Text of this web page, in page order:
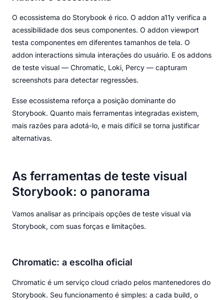
O ecossistema do Storybook é rico. O addon a11y verifica a
acessibilidade dos seus componentes. O addon viewport
testa componentes em diferentes tamanhos de tela. O
addon interactions simula interações do usuário. E os addons
de teste visual — Chromatic, Loki, Percy — capturam
screenshots para detectar regressões.
Esse ecossistema reforça a posição dominante do
Storybook. Quanto mais ferramentas integradas existem,
mais razões para adotá-lo, e mais difícil se torna justificar
alternativas.
As ferramentas de teste visual
Storybook: o panorama
Vamos analisar as principais opções de teste visual via
Storybook, com suas forças e limitações.
Chromatic: a escolha oficial
Chromatic é um serviço cloud criado pelos mantenedores do
Storybook. Seu funcionamento é simples: a cada build, o